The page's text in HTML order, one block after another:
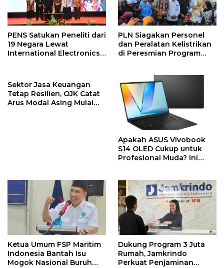
PENS Satukan Peneliti dari
19 Negara Lewat
International Electronics
PLN Siagakan Personel
dan Peralatan Kelistrikan
di Peresmian Program
Sektor Jasa Keuangan
Tetap Resilien, OJK Catat
Arus Modal Asing Mulai
Apakah ASUS Vivobook
S14 OLED Cukup untuk
Profesional Muda? Ini
Ketua Umum FSP Maritim
Indonesia Bantah Isu
Mogok Nasional Buruh
Dukung Program 3 Juta
Rumah, Jamkrindo
Perkuat Penjaminan